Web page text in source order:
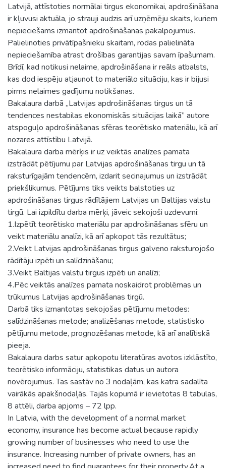
Latvijā, attīstoties normālai tirgus ekonomikai, apdrošināšana
ir kļuvusi aktuāla, jo strauji audzis arī uzņēmēju skaits, kuriem
nepieciešams izmantot apdrošināšanas pakalpojumus.
Palielinoties privātīpašnieku skaitam, rodas palielināta
nepieciešamība atrast drošības garantijas savam īpašumam.
Brīdī, kad notikusi nelaime, apdrošināšana ir reāls atbalsts,
kas dod iespēju atjaunot to materiālo situāciju, kas ir bijusi
pirms nelaimes gadījumu notikšanas.
Bakalaura darbā „Latvijas apdrošināšanas tirgus un tā
tendences nestabilas ekonomiskās situācijas laikā” autore
atspoguļo apdrošināšanas sfēras teorētisko materiālu, kā arī
nozares attīstību Latvijā.
Bakalaura darba mērķis ir uz veiktās analīzes pamata
izstrādāt pētījumu par Latvijas apdrošināšanas tirgu un tā
raksturīgajām tendencēm, izdarit secinajumus un izstrādāt
priekšlikumus. Pētījums tiks veikts balstoties uz
apdrošināšanas tirgus rādītājiem Latvijas un Baltijas valstu
tirgū. Lai izpildītu darba mērķi, jāveic sekojoši uzdevumi:
1.Izpētīt teorētisko materiālu par apdrošināšanas sfēru un
veikt materiālu analīzi, kā arī apkopot tās rezultātus;
2.Veikt Latvijas apdrošināšanas tirgus galveno raksturojošo
rādītāju izpēti un salīdzināšanu;
3.Veikt Baltijas valstu tirgus izpēti un analīzi;
4.Pēc veiktās analīzes pamata noskaidrot problēmas un
trūkumus Latvijas apdrošināšanas tirgū.
Darbā tiks izmantotas sekojošas pētījumu metodes:
salīdzināšanas metode; analizēšanas metode, statistisko
pētījumu metode, prognozēšanas metode, kā arī analītiskā
pieeja.
Bakalaura darbs satur apkopotu literatūras avotos izklāstīto,
teorētisko informāciju, statistikas datus un autora
novērojumus. Tas sastāv no 3 nodaļām, kas katra sadalīta
vairākās apakšnodaļās. Tajās kopumā ir ievietotas 8 tabulas,
8 attēli, darba apjoms – 72 lpp.
In Latvia, with the development of a normal market
economy, insurance has become actual because rapidly
growing number of businesses who need to use the
insurance. Increasing number of private owners, has an